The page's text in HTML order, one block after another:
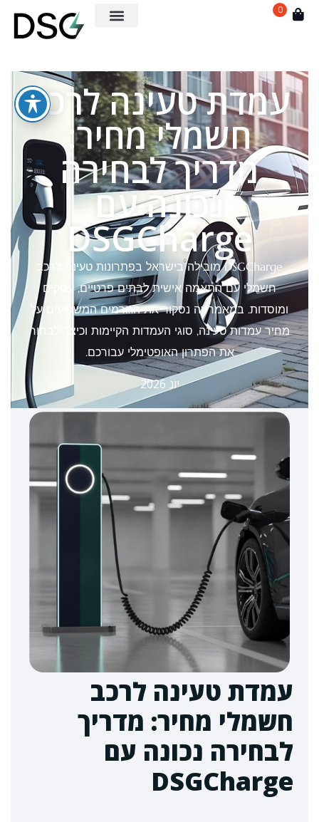
0
עמדת טעינה לרכב
חשמלי מחיר:
מדריך לבחירה
נכונה עם
DSGCharge
DSGCharge מובילה בישראל בפתרונות טעינה לרכב
חשמלי עם התאמה אישית לבתים פרטיים, עסקים
ומוסדות. במאמר זה נסקור את הגורמים המשפיעים על
מחיר עמדות טעינה, סוגי העמדות הקיימות וכיצד לבחור
את הפתרון האופטימלי עבורכם.
יונ 2026
עמדת טעינה לרכב
חשמלי מחיר: מדריך
לבחירה נכונה עם
DSGCharge